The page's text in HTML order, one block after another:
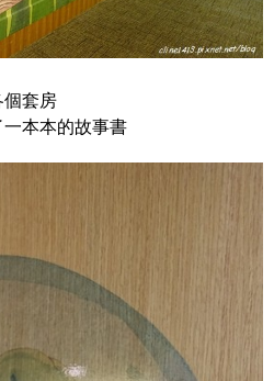
個套房
本本的故事書